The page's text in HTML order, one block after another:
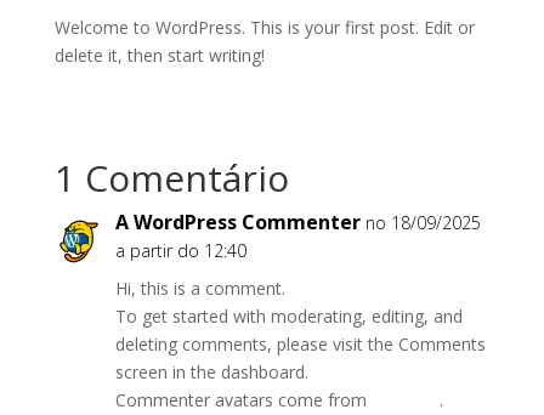
Welcome to WordPress. This is your first post. Edit or
delete it, then start writing!
1 Comentário
A WordPress Commenter no 18/09/2025
a partir do 12:40
Hi, this is a comment.
To get started with moderating, editing, and
deleting comments, please visit the Comments
screen in the dashboard.
Commenter avatars come from
.